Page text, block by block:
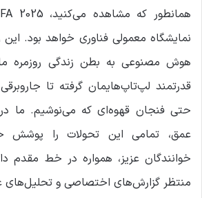
نمایشگاه معمولی فناوری خواهد بود. این
هوش مصنوعی به بطن زندگی روزمره
قدرتمند لپ‌تاپ‌هایمان گرفته تا
حتی فنجان قهوه‌ای که می‌نوشیم. ما
عمق، تمامی این تحولات را پوشش
خوانندگان عزیز، همواره در خط مقدم
منتظر گزارش‌های اختصاصی و تحلیل‌های